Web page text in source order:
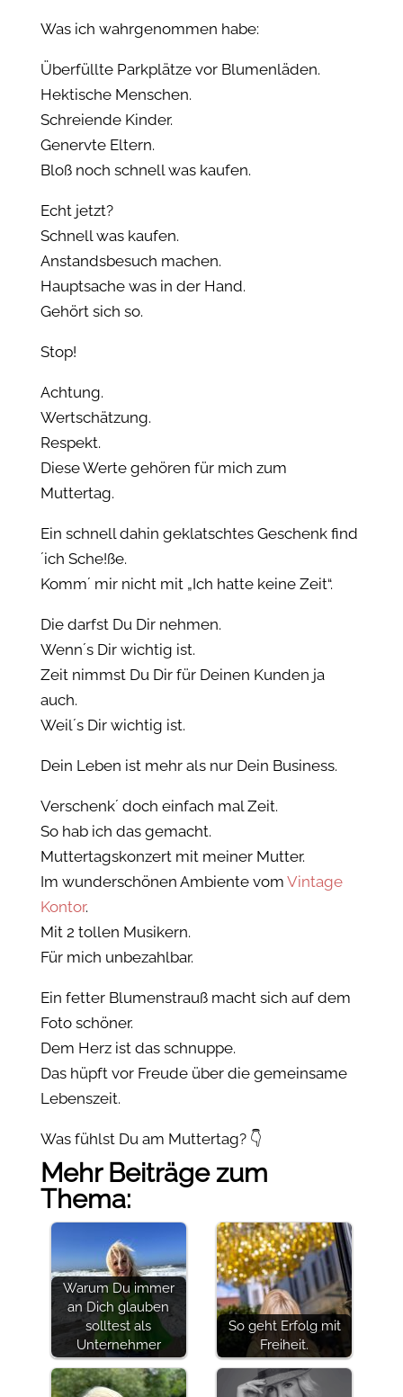
Was ich wahrgenommen habe:
Überfüllte Parkplätze vor Blumenläden.
Hektische Menschen.
Schreiende Kinder.
Genervte Eltern.
Bloß noch schnell was kaufen.
Echt jetzt?
Schnell was kaufen.
Anstandsbesuch machen.
Hauptsache was in der Hand.
Gehört sich so.
Stop!
Achtung.
Wertschätzung.
Respekt.
Diese Werte gehören für mich zum
Muttertag.
Ein schnell dahin geklatschtes Geschenk find
´ich Sche!ße.
Komm´ mir nicht mit „Ich hatte keine Zeit“.
Die darfst Du Dir nehmen.
Wenn´s Dir wichtig ist.
Zeit nimmst Du Dir für Deinen Kunden ja
auch.
Weil´s Dir wichtig ist.
Dein Leben ist mehr als nur Dein Business.
Verschenk´ doch einfach mal Zeit.
So hab ich das gemacht.
Muttertagskonzert mit meiner Mutter.
Im wunderschönen Ambiente vom Vintage
Kontor.
Mit 2 tollen Musikern.
Für mich unbezahlbar.
Ein fetter Blumenstrauß macht sich auf dem
Foto schöner.
Dem Herz ist das schnuppe.
Das hüpft vor Freude über die gemeinsame
Lebenszeit.
Was fühlst Du am Muttertag? 👇
Mehr Beiträge zum
Thema:
Warum Du immer
an Dich glauben
solltest als
Unternehmer
So geht Erfolg mit
Freiheit.